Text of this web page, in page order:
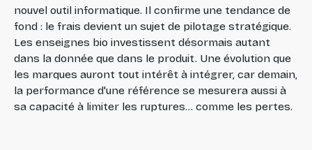
nouvel outil informatique. Il confirme une tendance de
fond : le frais devient un sujet de pilotage stratégique.
Les enseignes bio investissent désormais autant
dans la donnée que dans le produit. Une évolution que
les marques auront tout intérêt à intégrer, car demain,
la performance d'une référence se mesurera aussi à
sa capacité à limiter les ruptures... comme les pertes.